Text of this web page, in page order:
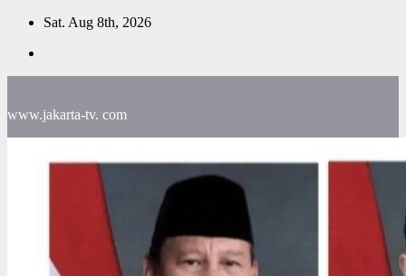
Skip
content
Sat. Aug 8th, 2026
www.jakarta-tv. com